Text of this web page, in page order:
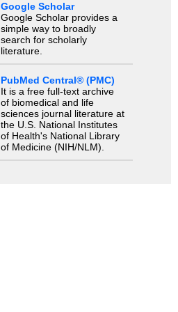
Google Scholar
Google Scholar provides a
simple way to broadly
search for scholarly
literature.
PubMed Central® (PMC)
It is a free full-text archive
of biomedical and life
sciences journal literature at
the U.S. National Institutes
of Health's National Library
of Medicine (NIH/NLM).